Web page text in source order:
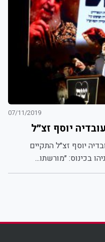
07/11/2019
יוסף זצ״ל
יוסף זצ״ל התקיים
בכינוס: ״מורשתו...